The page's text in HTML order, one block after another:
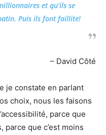
et qu’ils se
Puis ils font faillite!
– David Côté
je constate en parlant
choix, nous les faisons
parce que
que c’est moins